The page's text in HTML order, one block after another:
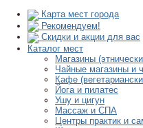
Карта мест города
Рекомендуем!
Скидки и акции для вас
Каталог мест
Магазины
Чайные магазины и
Кафе
Йога и пилатес
Ушу и цигун
Массаж и СПА
Центры практик и